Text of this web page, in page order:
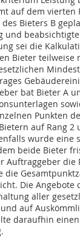
auf dem vierten
Bieters B
und
sei die
Bieter teilweise
bat Bieter A
Punkten
auf Rang 2
wurde eine
beide Bieter
Auftraggeber die
die
Die Angebote
aller
auf
daraufhin einen